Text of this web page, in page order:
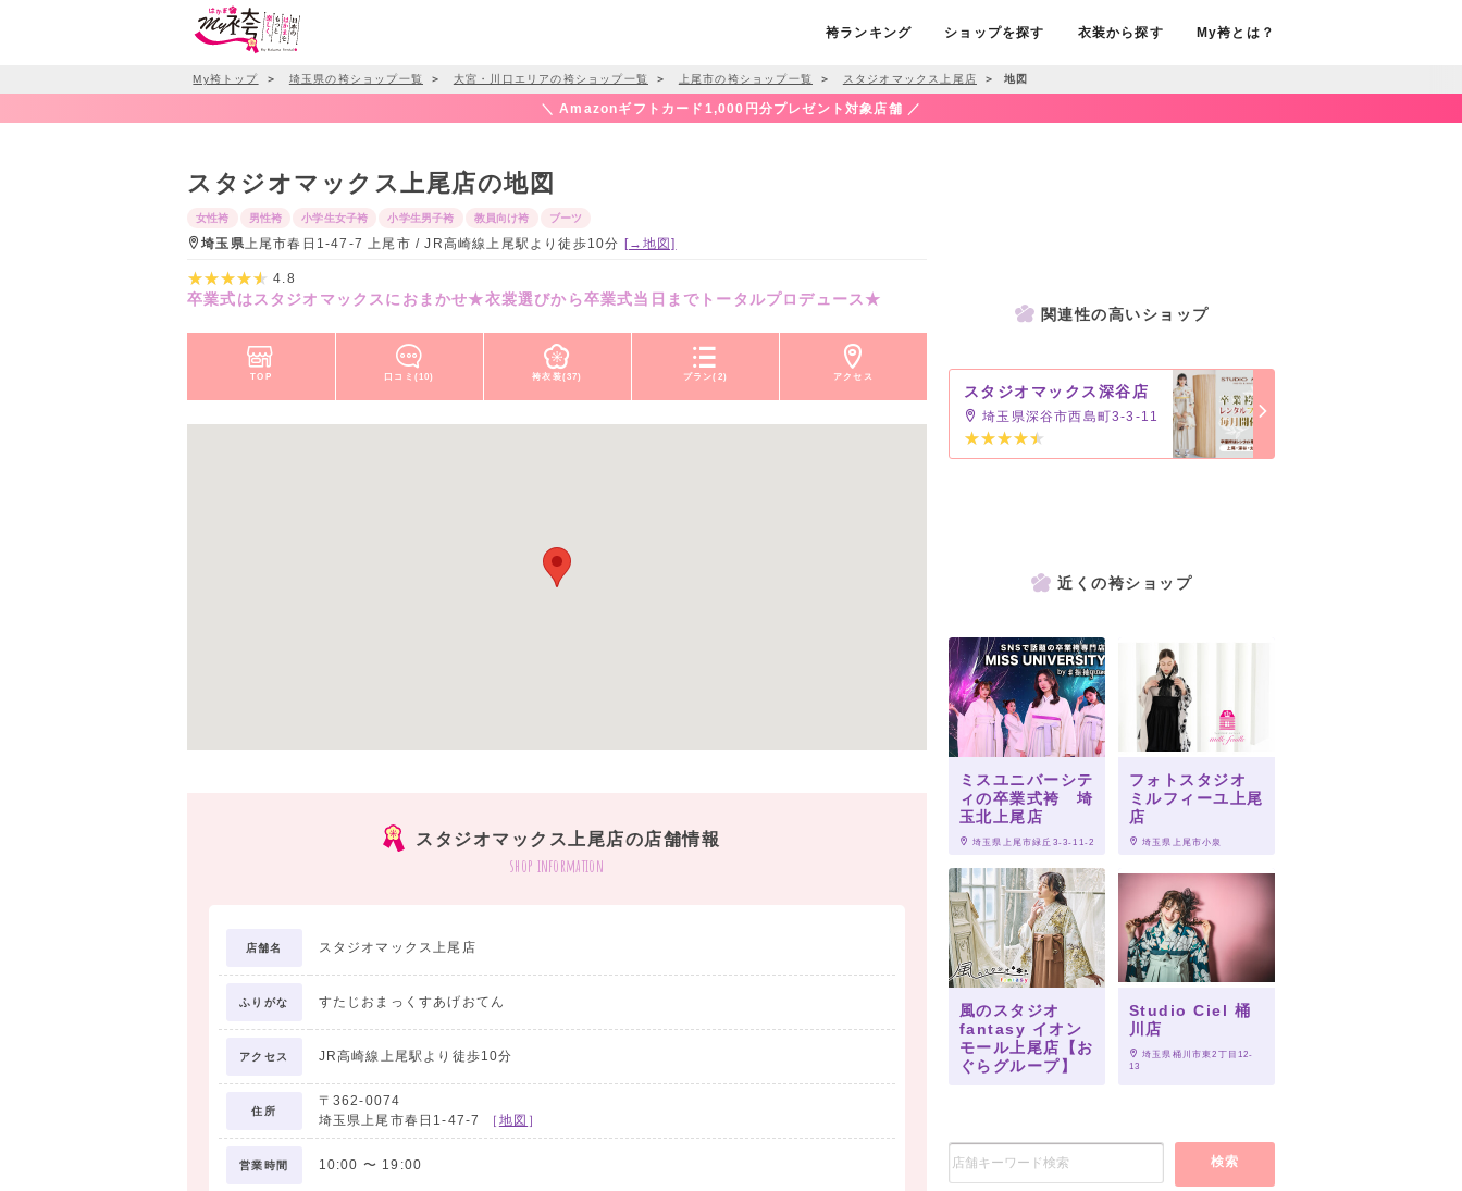
袴ランキング ショップを探す 衣装から探す My袴とは？
My袴トップ ＞ 埼玉県の袴ショップ一覧 ＞ 大宮・川口エリアの袴ショップ一覧 ＞ 上尾市の袴ショップ一覧 ＞ スタジオマックス上尾店 ＞ 地図
＼ Amazonギフトカード1,000円分プレゼント対象店舗 ／
スタジオマックス上尾店の地図
女性袴 男性袴 小学生女子袴 小学生男子袴 教員向け袴 ブーツ
埼玉県上尾市春日1-47-7 上尾市 / JR高崎線上尾駅より徒歩10分 [→地図]
4.8
卒業式はスタジオマックスにおまかせ★衣裳選びから卒業式当日までトータルプロデュース★
TOP 口コミ(10) 袴衣装(37) プラン(2) アクセス
スタジオマックス上尾店の店舗情報
shop information
店舗名 スタジオマックス上尾店
ふりがな すたじおまっくすあげおてん
アクセス JR高崎線上尾駅より徒歩10分
住所
〒362-0074
埼玉県上尾市春日1-47-7
［ 地図 ］
営業時間 10:00 〜 19:00
関連性の高いショップ
スタジオマックス深谷店
埼玉県深谷市西島町3-3-11
近くの袴ショップ
ミスユニバーシテ
ィの卒業式袴 埼
玉北上尾店
埼玉県上尾市緑丘3-3-11-2
フォトスタジオ
ミルフィーユ上尾
店
埼玉県上尾市小泉
風のスタジオ
fantasy イオン
モール上尾店【お
ぐらグループ】
Studio Ciel 桶
川店
埼玉県桶川市東2丁目12-
13
検索